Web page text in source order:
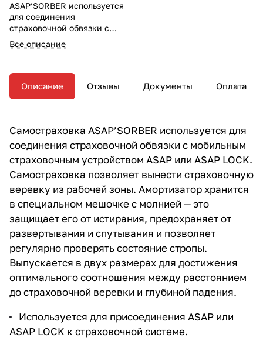
ASAP’SORBER используется
для соединения
страховочной обвязки с
мобильным страховочным
устройством ASAP или ASAP
Все описание
Описание Отзывы Документы Оплата
Самостраховка ASAP’SORBER используется для
соединения страховочной обвязки с мобильным
страховочным устройством ASAP или ASAP LOCK.
Самостраховка позволяет вынести страховочную
веревку из рабочей зоны. Амортизатор хранится
в специальном мешочке с молнией — это
защищает его от истирания, предохраняет от
развертывания и спутывания и позволяет
регулярно проверять состояние стропы.
Выпускается в двух размерах для достижения
оптимального соотношения между расстоянием
до страховочной веревки и глубиной падения.
Используется для присоединения ASAP или
ASAP LOCK к страховочной системе.